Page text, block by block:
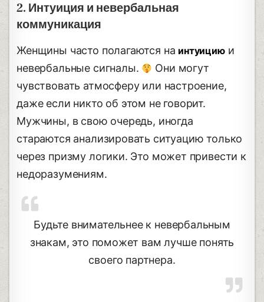
2. Интуиция и невербальная
коммуникация
Женщины часто полагаются на интуициюи
невербальные сигналы.
Они могут
чувствовать атмосферу или настроение,
даже если никто об этом не говорит.
Мужчины, в свою очередь, иногда
стараются анализировать ситуацию только
через призму логики. Это может привести к
недоразумениям.
Будьте внимательнее к невербальным
знакам, это поможет вам лучше понять
своего партнера.